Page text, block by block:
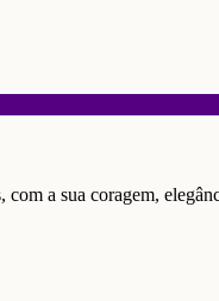
a sua coragem,